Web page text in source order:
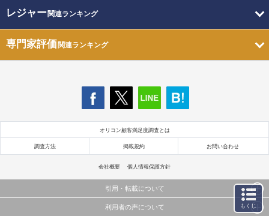
レジャー関連ランキング
専門家評価関連ランキング
オリコン顧客満足度調査とは
調査方法 掲載規約 お問い合わせ
会社概要 個人情報保護方針
引用・転載について
当サイトで公開されている情報（文字、写真、イラスト、画像データ等）及びこれらの配置・
利用者の声について もくじ